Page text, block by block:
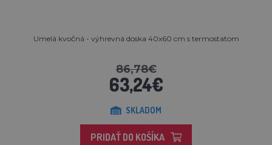
Umelá kvočná - výhrevná doska 40x60 cm s termostatom
86,78€
63,24€
SKLADOM
PRIDAŤ DO KOŠÍKA